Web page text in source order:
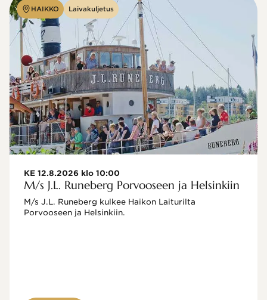
HAIKKO Laivakuljetus
KE 12.8.2026 klo 10:00
M/s J.L. Runeberg Porvooseen ja Helsinkiin
M/s J.L. Runeberg kulkee Haikon Laiturilta
Porvooseen ja Helsinkiin.